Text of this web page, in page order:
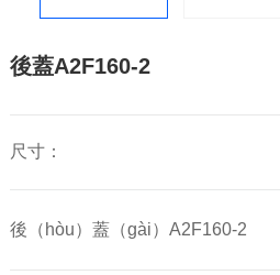
後蓋A2F160-2
尺寸：
後（hòu）蓋（gài）A2F160-2